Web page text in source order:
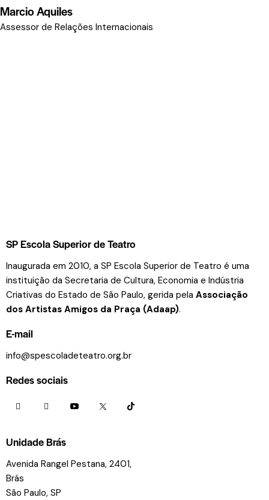
Marcio Aquiles
Assessor de Relações Internacionais
SP Escola Superior de Teatro
Inaugurada em 2010, a SP Escola Superior de Teatro é uma
instituição da Secretaria de Cultura, Economia e Indústria
Criativas do Estado de São Paulo, gerida pela Associação
dos Artistas Amigos da Praça (Adaap).
E-mail
info@spescoladeteatro.org.br
Redes sociais
Unidade Brás
Avenida Rangel Pestana, 2401,
Brás
São Paulo, SP